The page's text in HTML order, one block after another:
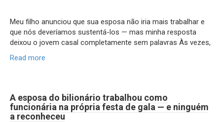
Meu filho anunciou que sua esposa não iria mais trabalhar e
que nós deveríamos sustentá-los — mas minha resposta
deixou o jovem casal completamente sem palavras Às vezes,
Read more
A esposa do bilionário trabalhou como
funcionária na própria festa de gala — e ninguém
a reconheceu